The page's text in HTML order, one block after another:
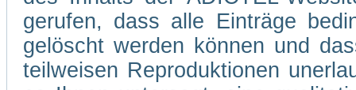
gerufen, dass alle Einträge
gelöscht werden können und
teilweisen Reproduktionen